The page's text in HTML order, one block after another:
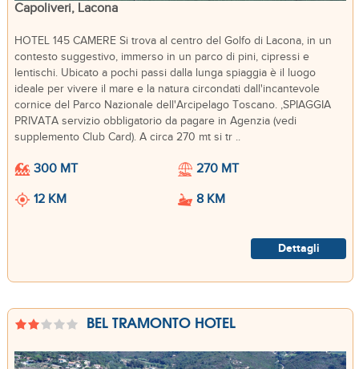
Capoliveri, Lacona
HOTEL 145 CAMERE Si trova al centro del Golfo di Lacona, in un
contesto suggestivo, immerso in un parco di pini, cipressi e
lentischi. Ubicato a pochi passi dalla lunga spiaggia è il luogo
ideale per vivere il mare e la natura circondati dall'incantevole
cornice del Parco Nazionale dell'Arcipelago Toscano. ,SPIAGGIA
PRIVATA servizio obbligatorio da pagare in Agenzia (vedi
supplemento Club Card). A circa 270 mt si tr ..
300 MT
270 MT
12 KM
8 KM
Dettagli
BEL TRAMONTO HOTEL